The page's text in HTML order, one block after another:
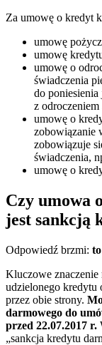
Za umowę o kredyt
umowę
umowę
umowę o
świadczenia
do
z odroczeniem
umowę o
zobowiązanie
zobowiązuje
świadczenia,
umowę o
Czy umowa
jest sankcją
Odpowiedź brzmi:
Kluczowe znaczenie
udzielonego kredytu
przez obie strony.
darmowego do
przed 22.07.2017 r.
„sankcja kredytu